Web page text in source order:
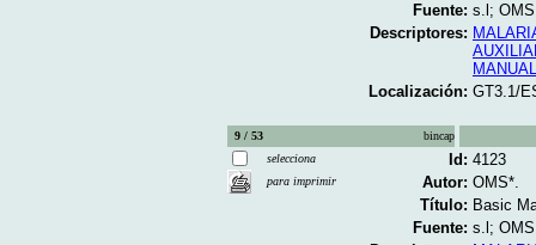
Fuente: s.l;
Descriptores:
Localización: GT3.1/
9 / 53
bincap
selecciona
para imprimir
Id: 4123
Autor: OMS*.
Título: Basic
Fuente: s.l;